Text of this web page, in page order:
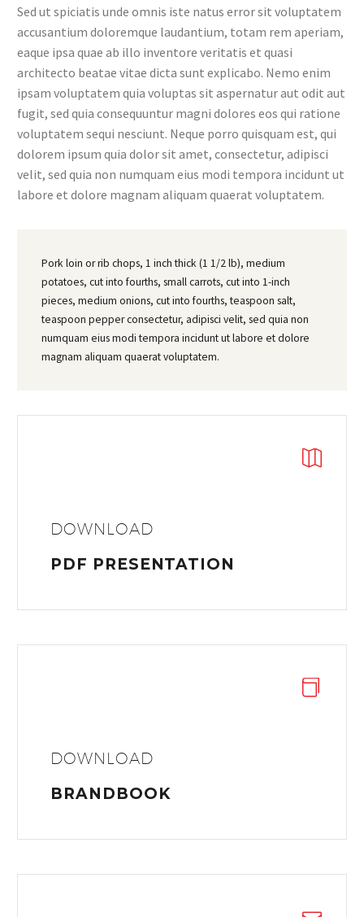
Sed ut spiciatis unde omnis iste natus error sit voluptatem
accusantium doloremque laudantium, totam rem aperiam,
eaque ipsa quae ab illo inventore veritatis et quasi
architecto beatae vitae dicta sunt explicabo. Nemo enim
ipsam voluptatem quia voluptas sit aspernatur aut odit aut
fugit, sed quia consequuntur magni dolores eos qui ratione
voluptatem sequi nesciunt. Neque porro quisquam est, qui
dolorem ipsum quia dolor sit amet, consectetur, adipisci
velit, sed quia non numquam eius modi tempora incidunt ut
labore et dolore magnam aliquam quaerat voluptatem.
Pork loin or rib chops, 1 inch thick (1 1/2 lb), medium
potatoes, cut into fourths, small carrots, cut into 1-inch
pieces, medium onions, cut into fourths, teaspoon salt,
teaspoon pepper consectetur, adipisci velit, sed quia non
numquam eius modi tempora incidunt ut labore et dolore
magnam aliquam quaerat voluptatem.
DOWNLOAD
PDF PRESENTATION
DOWNLOAD
BRANDBOOK